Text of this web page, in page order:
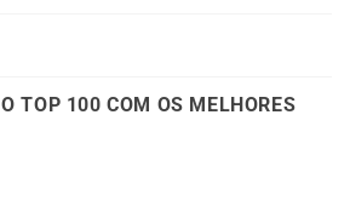
TOP 100 COM OS MELHORES